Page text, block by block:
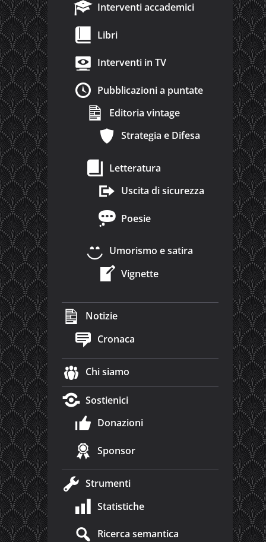
Interventi accademici
Libri
Interventi in TV
Pubblicazioni a puntate
Editoria vintage
Strategia e Difesa
Letteratura
Uscita di sicurezza
Poesie
Umorismo e satira
Vignette
Notizie
Cronaca
Chi siamo
Sostienici
Donazioni
Sponsor
Strumenti
Statistiche
Ricerca semantica